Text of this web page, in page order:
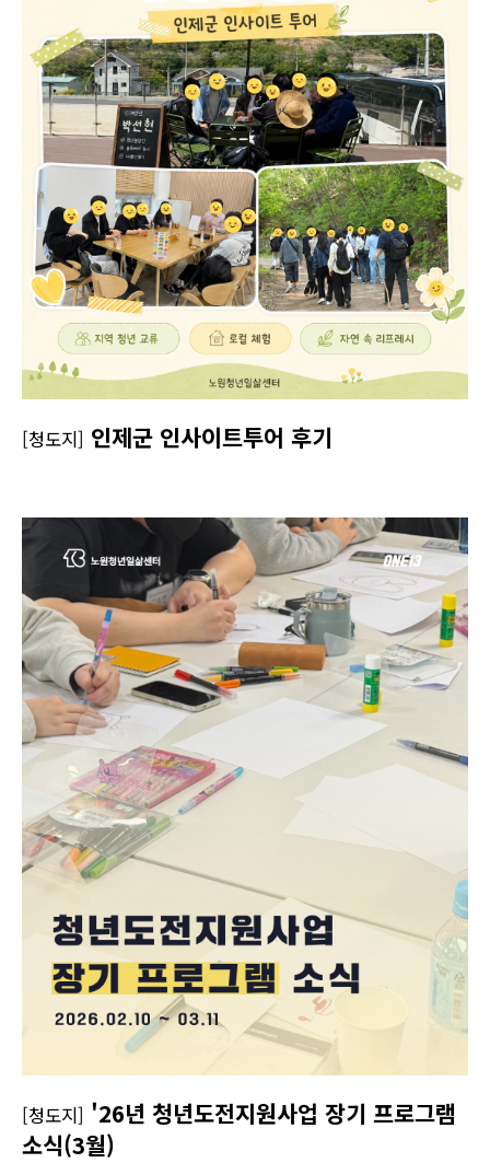
[청도지] 인제군 인사이트투어 후기
[청도지] '26년 청년도전지원사업 장기 프로그램
소식(3월)